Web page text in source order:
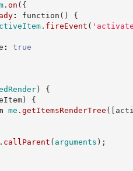
. on ( {
: function ( )
{
. fireEvent ( '
:
true
)
{
)
{
me .getItemsRenderTree ( [
. callParent ( arguments ) ;